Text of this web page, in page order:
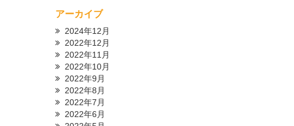
アーカイブ
2024年12月
2022年12月
2022年11月
2022年10月
2022年9月
2022年8月
2022年7月
2022年6月